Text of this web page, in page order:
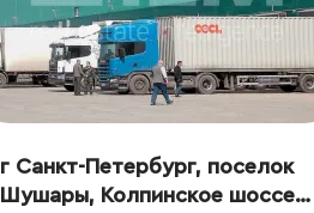
г Санкт-Петербург, поселок
Шушары, Колпинское шоссе,